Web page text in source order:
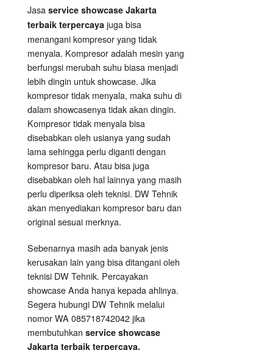
Jasa service showcase Jakarta
terbaik terpercaya juga bisa
menangani kompresor yang tidak
menyala. Kompresor adalah mesin yang
berfungsi merubah suhu biasa menjadi
lebih dingin untuk showcase. Jika
kompresor tidak menyala, maka suhu di
dalam showcasenya tidak akan dingin.
Kompresor tidak menyala bisa
disebabkan oleh usianya yang sudah
lama sehingga perlu diganti dengan
kompresor baru. Atau bisa juga
disebabkan oleh hal lainnya yang masih
perlu diperiksa oleh teknisi. DW Tehnik
akan menyediakan kompresor baru dan
original sesuai merknya.
Sebenarnya masih ada banyak jenis
kerusakan lain yang bisa ditangani oleh
teknisi DW Tehnik. Percayakan
showcase Anda hanya kepada ahlinya.
Segera hubungi DW Tehnik melalui
nomor WA 085718742042 jika
membutuhkan service showcase
Jakarta terbaik terpercaya.